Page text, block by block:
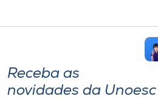
Receba as
novidades da Unoesc